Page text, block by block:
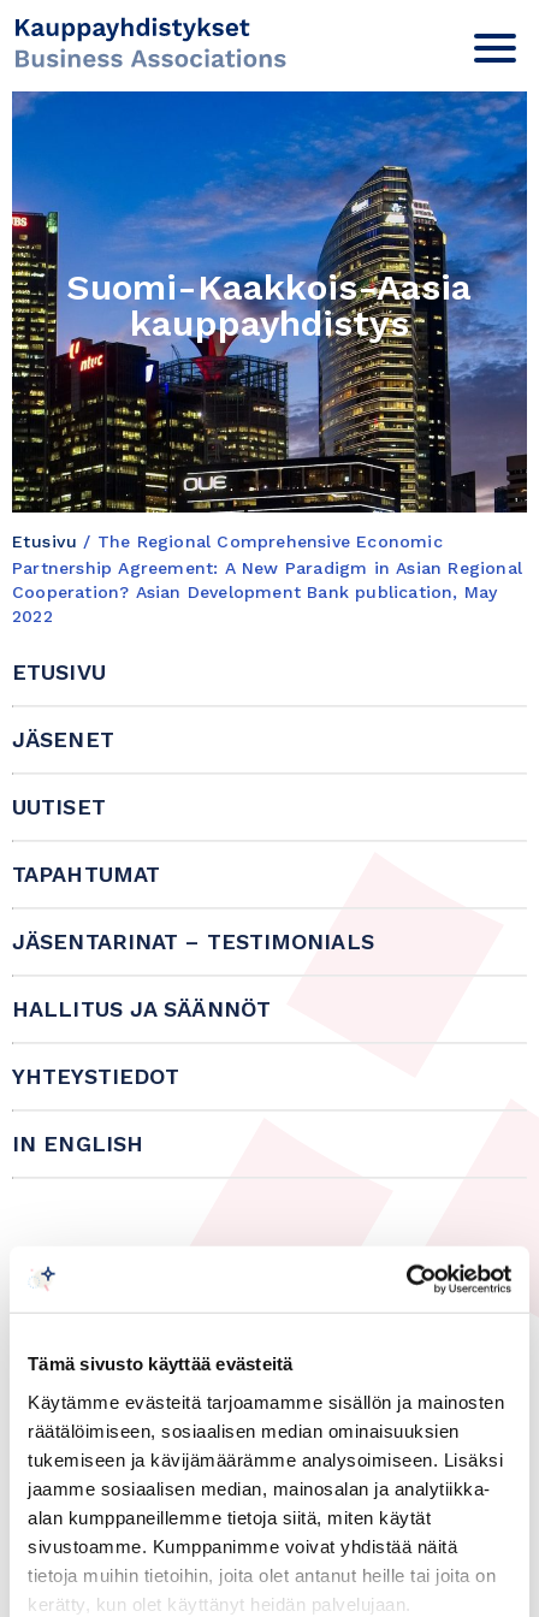
Tämä sivusto käyttää evästeitä
Käytämme evästeitä tarjoamamme sisällön ja mainosten
räätälöimiseen, sosiaalisen median ominaisuuksien
tukemiseen ja kävijämäärämme analysoimiseen. Lisäksi
jaamme sosiaalisen median, mainosalan ja analytiikka-
alan kumppaneillemme tietoja siitä, miten käytät
sivustoamme. Kumppanimme voivat yhdistää näitä
tietoja muihin tietoihin, joita olet antanut heille tai joita on
kerätty, kun olet käyttänyt heidän palvelujaan.
Suomi-Kaakkois-Aasia
kauppayhdistys
Etusivu / The Regional Comprehensive Economic
Partnership Agreement: A New Paradigm in Asian Regional
Cooperation? Asian Development Bank publication, May
2022
ETUSIVU
JÄSENET
UUTISET
TAPAHTUMAT
JÄSENTARINAT – TESTIMONIALS
HALLITUS JA SÄÄNNÖT
YHTEYSTIEDOT
IN ENGLISH
30.05.2022
Kaakkois–Aasia
The Regional Comprehensive
Economic Partnership